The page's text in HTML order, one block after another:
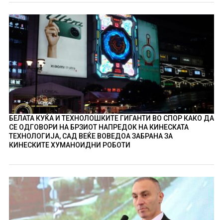
БЕЛАТА КУЌА И ТЕХНОЛОШКИТЕ ГИГАНТИ ВО СПОР КАКО ДА
СЕ ОДГОВОРИ НА БРЗИОТ НАПРЕДОК НА КИНЕСКАТА
ТЕХНОЛОГИЈА, САД ВЕЌЕ ВОВЕДОА ЗАБРАНА ЗА
КИНЕСКИТЕ ХУМАНОИДНИ РОБОТИ